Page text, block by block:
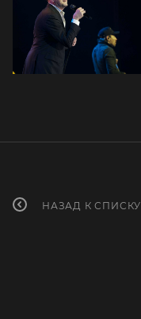
НАЗАД К СПИСКУ